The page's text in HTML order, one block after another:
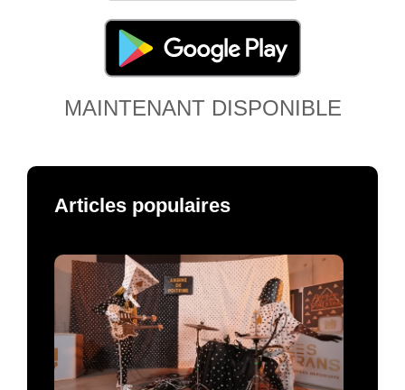
MAINTENANT DISPONIBLE
Articles populaires